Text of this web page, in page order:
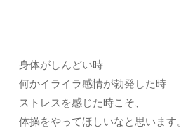
身体がしんどい時
何かイライラ感情が勃発した時
ストレスを感じた時こそ、
体操をやってほしいなと思います。